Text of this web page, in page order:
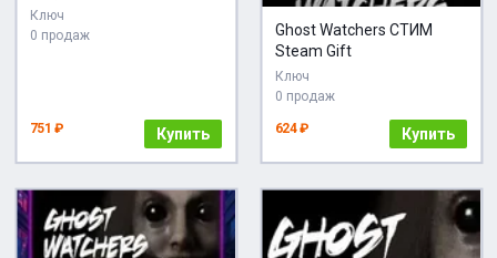
Автодоставка 24/7
Ключ
0 продаж
751 ₽ Купить
Ghost Watchers СТИМ
Steam Gift
Ключ
0 продаж
624 ₽ Купить